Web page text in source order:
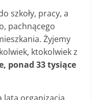
szkoły, pracy, a
pachnącego
Żyjemy
ktokolwiek z
ponad 33 tysiące